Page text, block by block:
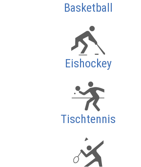
Basketball
Eishockey
Tischtennis